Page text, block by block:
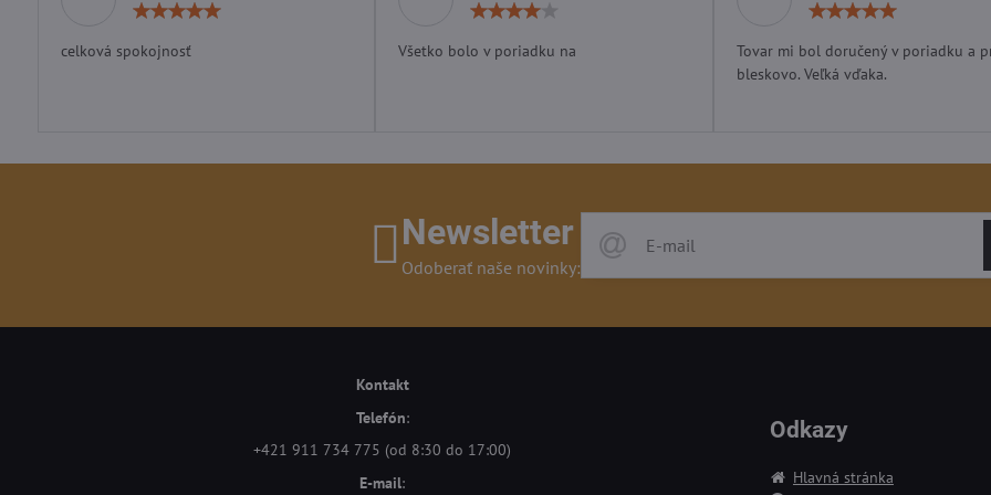
celková spokojnosť Všetko bolo v poriadku na
/
5
Tovar mi bol doručený v poriadku a
bleskovo. Veľká vďaka.
Newsletter
Odoberať naše novinky:
Kontakt
Telefón:
+421 911 734 775 (od 8:30 do 17:00)
E-mail:
Odkazy
Hlavná stránka